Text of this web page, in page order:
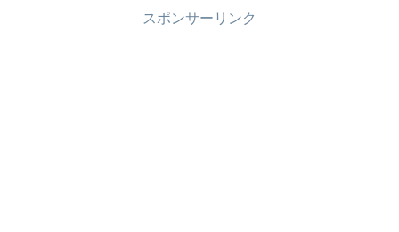
スポンサーリンク